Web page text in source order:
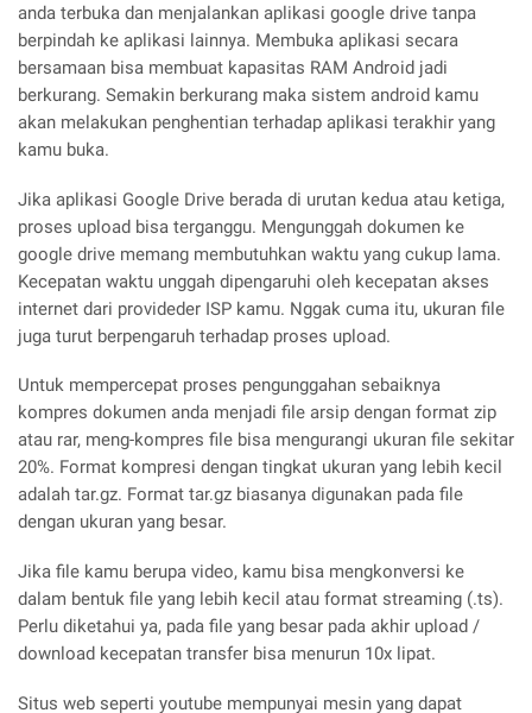
anda terbuka dan menjalankan aplikasi google drive tanpa
berpindah ke aplikasi lainnya. Membuka aplikasi secara
bersamaan bisa membuat kapasitas RAM Android jadi
berkurang. Semakin berkurang maka sistem android kamu
akan melakukan penghentian terhadap aplikasi terakhir yang
kamu buka.
Jika aplikasi Google Drive berada di urutan kedua atau ketiga,
proses upload bisa terganggu. Mengunggah dokumen ke
google drive memang membutuhkan waktu yang cukup lama.
Kecepatan waktu unggah dipengaruhi oleh kecepatan akses
internet dari provideder ISP kamu. Nggak cuma itu, ukuran file
juga turut berpengaruh terhadap proses upload.
Untuk mempercepat proses pengunggahan sebaiknya
kompres dokumen anda menjadi file arsip dengan format zip
atau rar, meng-kompres file bisa mengurangi ukuran file sekitar
20%. Format kompresi dengan tingkat ukuran yang lebih kecil
adalah tar.gz. Format tar.gz biasanya digunakan pada file
dengan ukuran yang besar.
Jika file kamu berupa video, kamu bisa mengkonversi ke
dalam bentuk file yang lebih kecil atau format streaming (.ts).
Perlu diketahui ya, pada file yang besar pada akhir upload /
download kecepatan transfer bisa menurun 10x lipat.
Situs web seperti youtube mempunyai mesin yang dapat